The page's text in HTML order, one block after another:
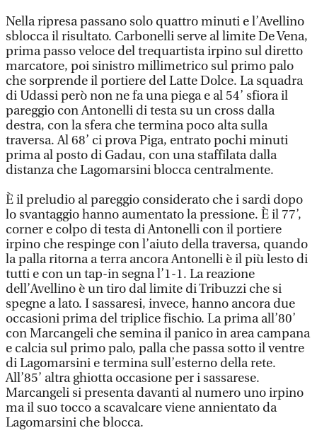
Nella ripresa passano solo quattro minuti e l’Avellino
sblocca il risultato. Carbonelli serve al limite De Vena,
prima passo veloce del trequartista irpino sul diretto
marcatore, poi sinistro millimetrico sul primo palo
che sorprende il portiere del Latte Dolce. La squadra
di Udassi però non ne fa una piega e al 54’ sfiora il
pareggio con Antonelli di testa su un cross dalla
destra, con la sfera che termina poco alta sulla
traversa. Al 68’ ci prova Piga, entrato pochi minuti
prima al posto di Gadau, con una staffilata dalla
distanza che Lagomarsini blocca centralmente.
È il preludio al pareggio considerato che i sardi dopo
lo svantaggio hanno aumentato la pressione. È il 77’,
corner e colpo di testa di Antonelli con il portiere
irpino che respinge con l’aiuto della traversa, quando
la palla ritorna a terra ancora Antonelli è il più lesto di
tutti e con un tap-in segna l’1-1. La reazione
dell’Avellino è un tiro dal limite di Tribuzzi che si
spegne a lato. I sassaresi, invece, hanno ancora due
occasioni prima del triplice fischio. La prima all’80’
con Marcangeli che semina il panico in area campana
e calcia sul primo palo, palla che passa sotto il ventre
di Lagomarsini e termina sull’esterno della rete.
All’85’ altra ghiotta occasione per i sassarese.
Marcangeli si presenta davanti al numero uno irpino
ma il suo tocco a scavalcare viene annientato da
Lagomarsini che blocca.